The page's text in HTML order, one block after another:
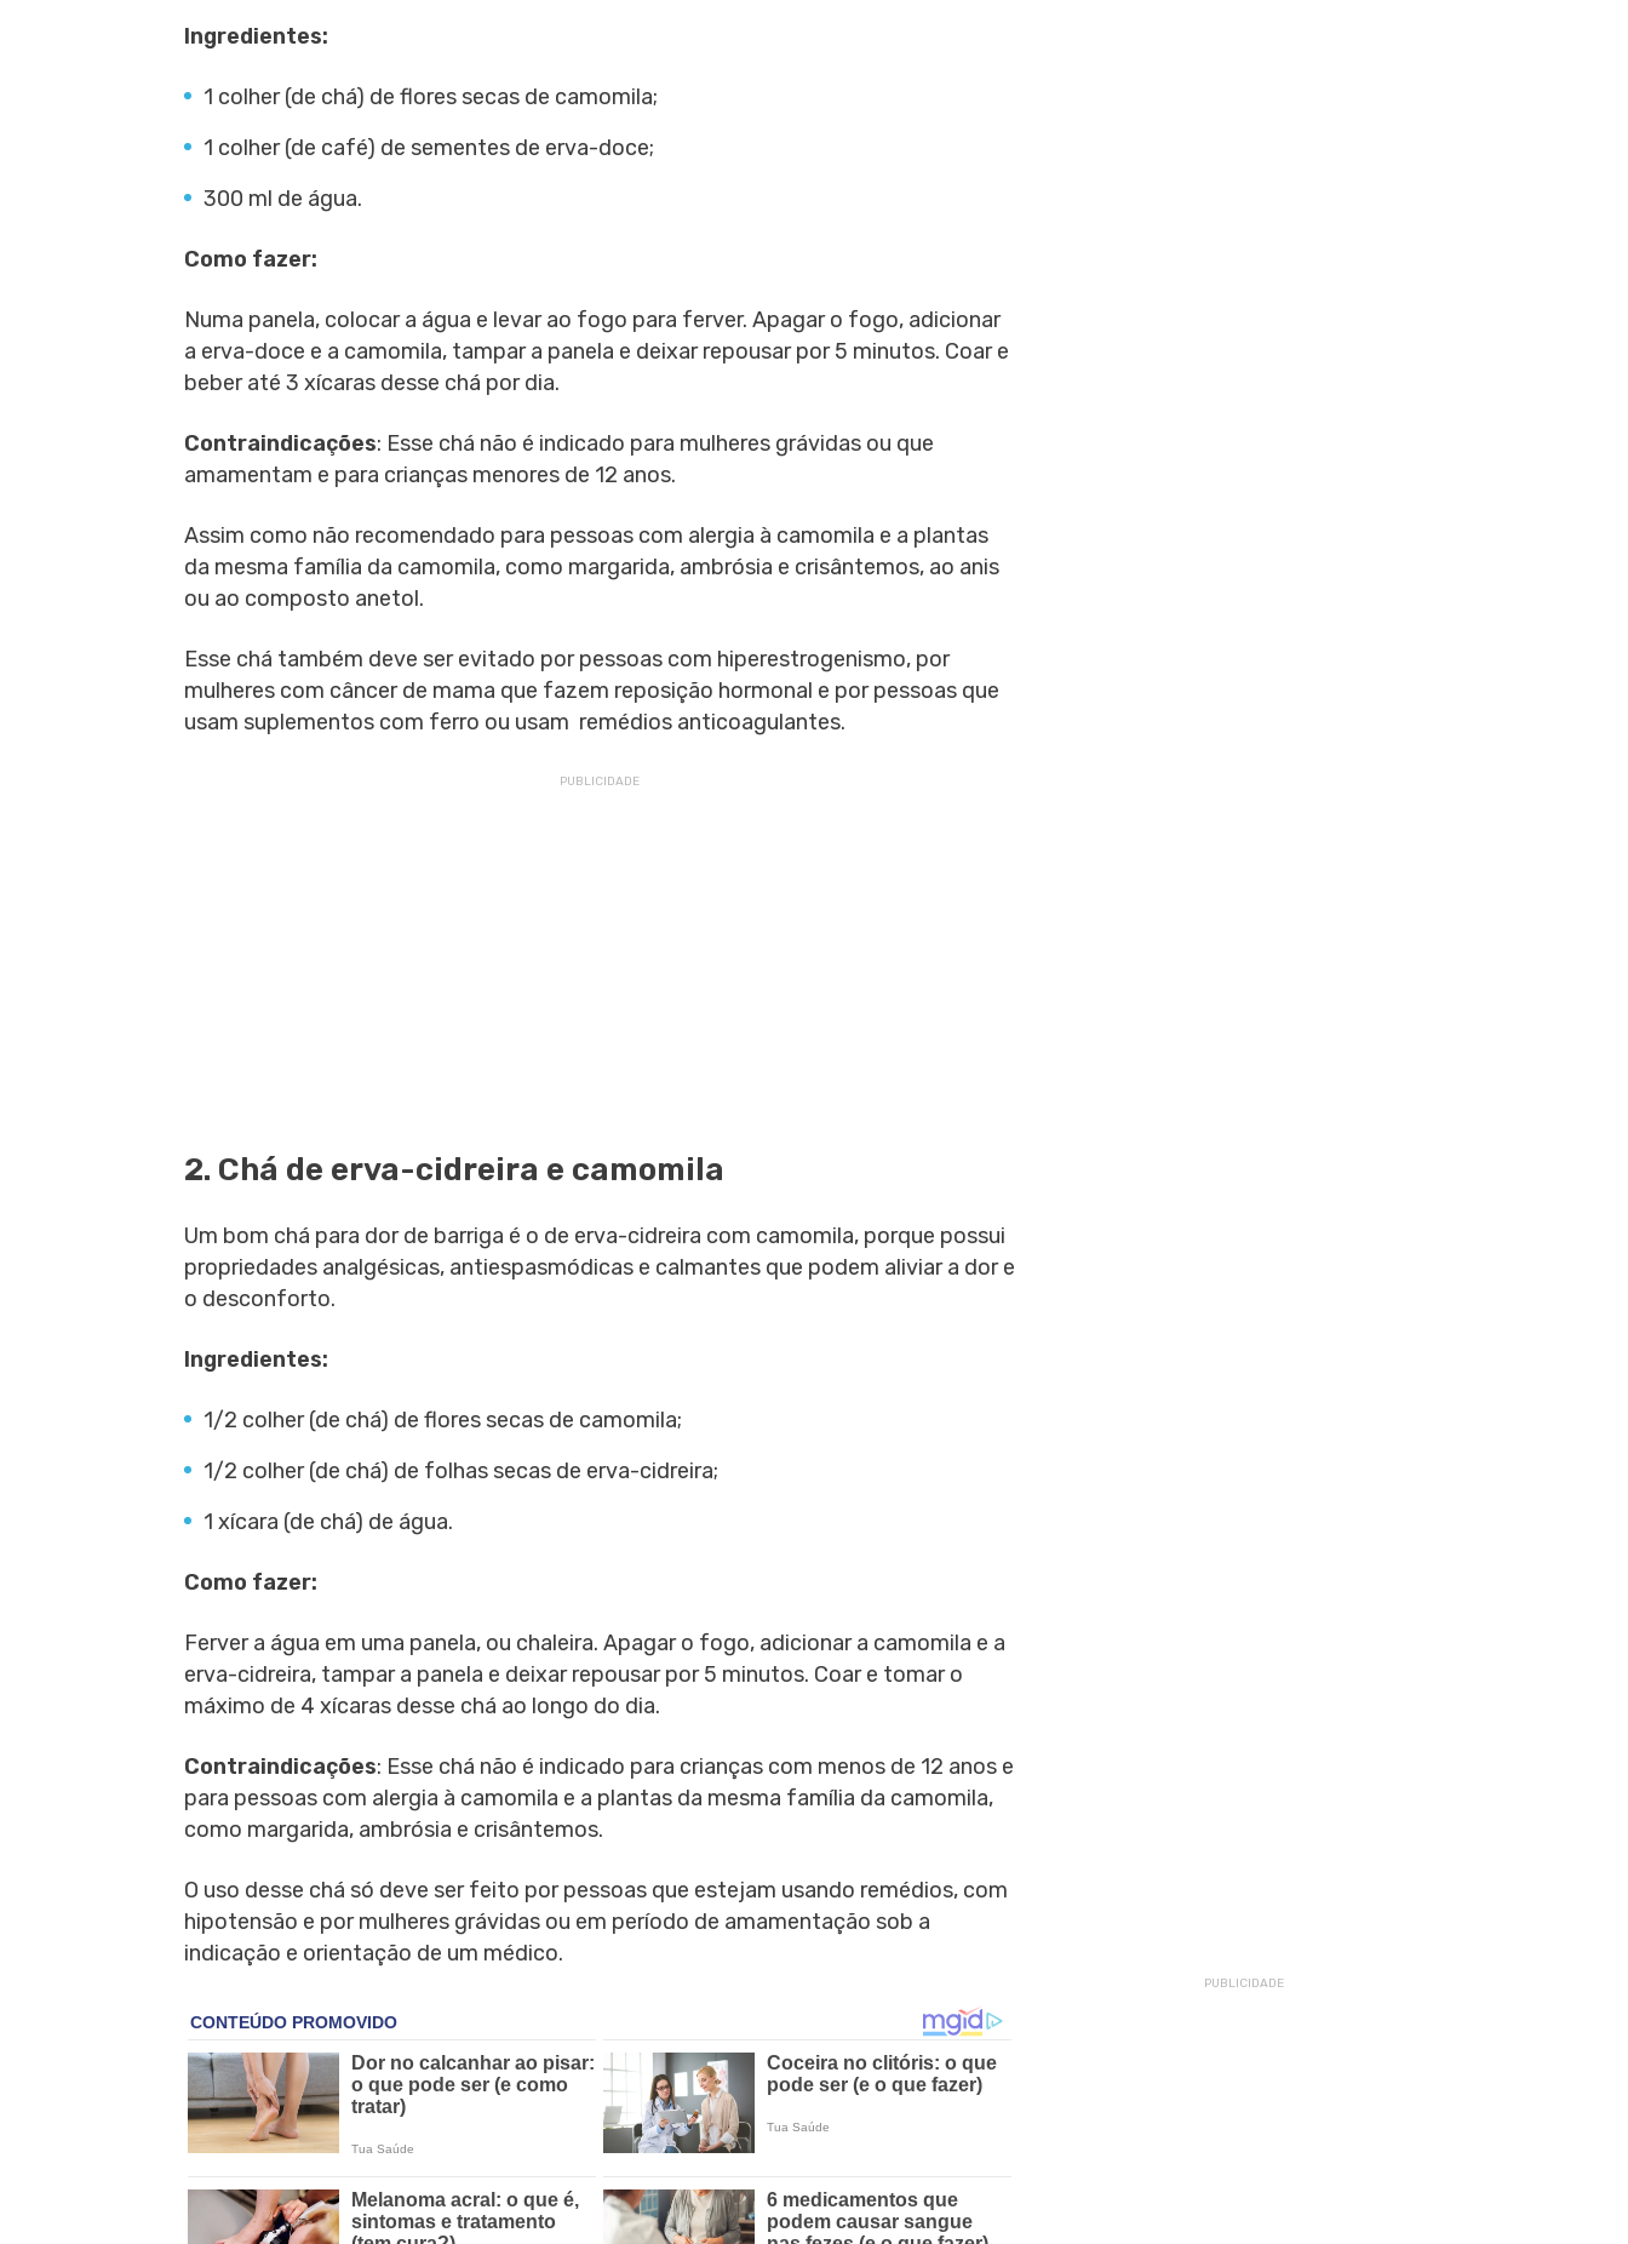
Ingredientes:
1 colher (de chá) de flores secas de camomila;
1 colher (de café) de sementes de erva-doce;
300 ml de água.
Como fazer:
Numa panela, colocar a água e levar ao fogo para ferver. Apagar o fogo, adicionar
a erva-doce e a camomila, tampar a panela e deixar repousar por 5 minutos. Coar e
beber até 3 xícaras desse chá por dia.
Contraindicações: Esse chá não é indicado para mulheres grávidas ou que
amamentam e para crianças menores de 12 anos.
Assim como não recomendado para pessoas com alergia à camomila e a plantas
da mesma família da camomila, como margarida, ambrósia e crisântemos, ao anis
ou ao composto anetol.
Esse chá também deve ser evitado por pessoas com hiperestrogenismo, por
mulheres com câncer de mama que fazem reposição hormonal e por pessoas que
usam suplementos com ferro ou usam remédios anticoagulantes.
2. Chá de erva-cidreira e camomila
Um bom chá para dor de barriga é o de erva-cidreira com camomila, porque possui
propriedades analgésicas, antiespasmódicas e calmantes que podem aliviar a dor e
o desconforto.
Ingredientes:
1/2 colher (de chá) de flores secas de camomila;
1/2 colher (de chá) de folhas secas de erva-cidreira;
1 xícara (de chá) de água.
Como fazer:
Ferver a água em uma panela, ou chaleira. Apagar o fogo, adicionar a camomila e a
erva-cidreira, tampar a panela e deixar repousar por 5 minutos. Coar e tomar o
máximo de 4 xícaras desse chá ao longo do dia.
Contraindicações: Esse chá não é indicado para crianças com menos de 12 anos e
para pessoas com alergia à camomila e a plantas da mesma família da camomila,
como margarida, ambrósia e crisântemos.
O uso desse chá só deve ser feito por pessoas que estejam usando remédios, com
hipotensão e por mulheres grávidas ou em período de amamentação sob a
indicação e orientação de um médico.